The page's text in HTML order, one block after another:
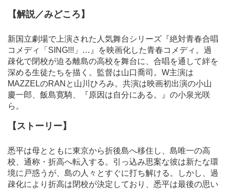
【解説／みどころ】
新国立劇場で上演された人気舞台シリーズ『絶対青春合唱
コメディ「SING!!!」…』を映画化した青春コメディ。過
疎化で閉校が迫る離島の高校を舞台に、合唱を通して絆を
深める生徒たちを描く。監督は山口喬司。W主演は
MAZZELのRANと山川ひろみ。共演は映画初出演の小山
慶一郎、飯島寛騎、『原因は自分にある。』の小泉光咲
ら。
【ストーリー】
悉平は母とともに東京から折後島へ移住し、島唯一の高
校、通称・折高へ転入する。引っ込み思案な彼は新たな環
境に戸惑うが、島の人々とすぐに打ち解ける。しかし、過
疎化により折高は閉校が決定しており、悉平は最後の思い